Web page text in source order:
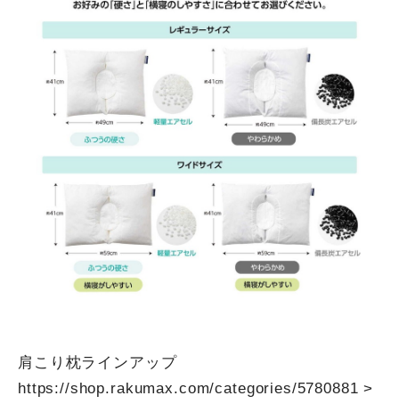
肩こり枕ラインアップ
https://shop.rakumax.com/categories/5780881 >